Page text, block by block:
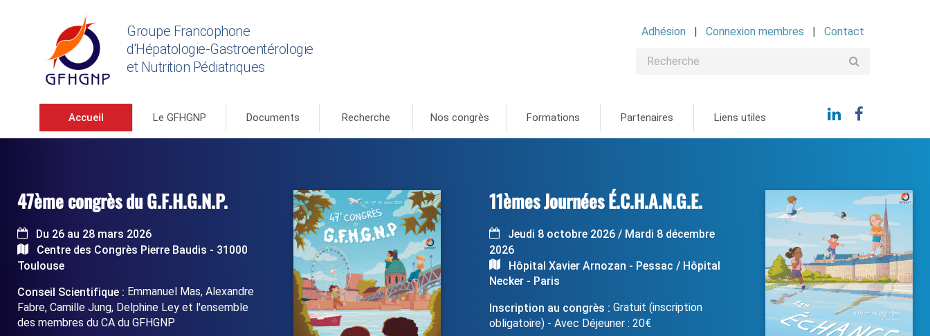
Groupe Francophone
d'Hépatologie-Gastroentérologie
et Nutrition Pédiatriques
Adhésion Connexion membres Contact
Accueil Le GFHGNP Documents Recherche Nos congrès Formations Partenaires Liens utiles
47ème congrès du G.F.H.G.N.P.
Du 26 au 28 mars 2026
Centre des Congrès Pierre Baudis - 31000
Toulouse
Conseil Scientifique : Emmanuel Mas, Alexandre
Fabre, Camille Jung, Delphine Ley et l'ensemble
des membres du CA du GFHGNP
11èmes Journées É.C.H.A.N.G.E.
Jeudi 8 octobre 2026 / Mardi 8 décembre
2026
Hôpital Xavier Arnozan - Pessac / Hôpital
Necker - Paris
Inscription au congrès : Gratuit (inscription
obligatoire) - Avec Déjeuner : 20€